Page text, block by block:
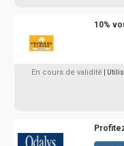
10%
En cours de validité |